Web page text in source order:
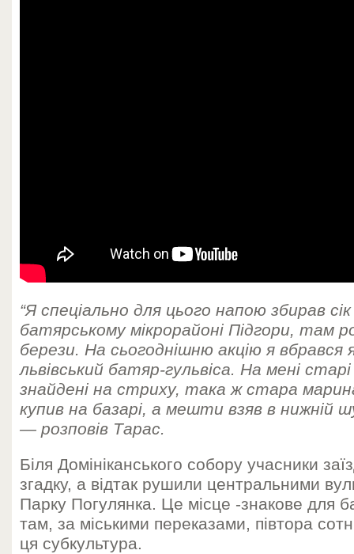
“Я спеціально для цього напою збирав
батярському мікрорайоні Підгори, там
берези. На сьогоднішню акцію я вбрався
львівський батяр-гульвіса. На мені
знайдені на стриху, така ж стара
купив на базарі, а мешти взяв в нижній
— розповів Тарас.
Біля Домініканського собору учасники
згадку, а відтак рушили центральними
Парку Погулянка. Це місце -знакове для
там, за міськими переказами, півтора
ця субкультура.